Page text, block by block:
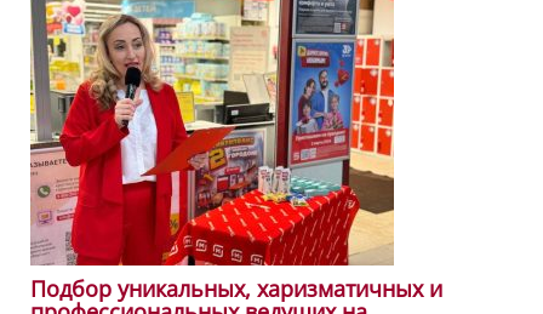
Подбор уникальных, харизматичных и